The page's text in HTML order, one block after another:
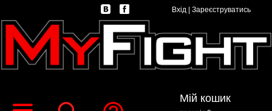
Вхід Зареєструватись
Мій кошик